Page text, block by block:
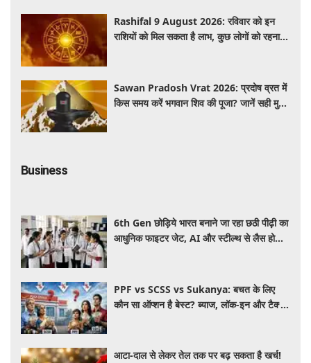
Rashifal 9 August 2026: रविवार को इन
राशियों को मिल सकता है लाभ, कुछ लोगों को रहना
Sawan Pradosh Vrat 2026: प्रदोष व्रत में
किस समय करें भगवान शिव की पूजा? जानें सही मुहूर्त
Business
6th Gen छोड़िये भारत बनाने जा रहा छठी पीढ़ी का
आधुनिक फाइटर जेट, AI और स्टील्थ से लैस होगा
PPF vs SCSS vs Sukanya: बचत के लिए
कौन सा ऑप्शन है बेस्ट? ब्याज, लॉक-इन और टैक्स
आटा-दाल से लेकर तेल तक पर बढ़ सकता है खर्च!